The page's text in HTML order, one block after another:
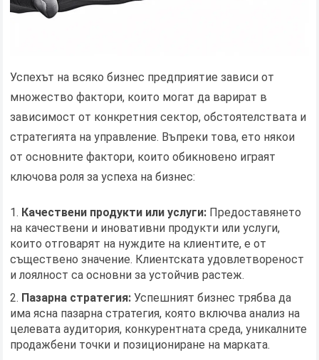
Успехът на всяко бизнес предприятие зависи от
множество фактори, които могат да варират в
зависимост от конкретния сектор, обстоятелствата и
стратегията на управление. Въпреки това, ето някои
от основните фактори, които обикновено играят
ключова роля за успеха на бизнес:
Качествени продукти или услуги: Предоставянето
на качествени и иновативни продукти или услуги,
които отговарят на нуждите на клиентите, е от
съществено значение. Клиентската удовлетвореност
и лоялност са основни за устойчив растеж.
Пазарна стратегия: Успешният бизнес трябва да
има ясна пазарна стратегия, която включва анализ на
целевата аудитория, конкурентната среда, уникалните
продажбени точки и позициониране на марката.